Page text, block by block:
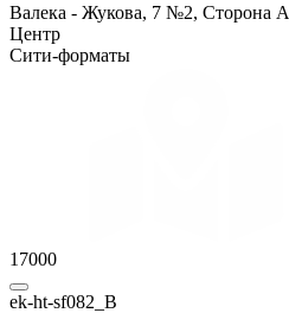
Валека - Жукова, 7 №2, Сторона A
Центр
Сити-форматы
17000
ek-ht-sf082_B